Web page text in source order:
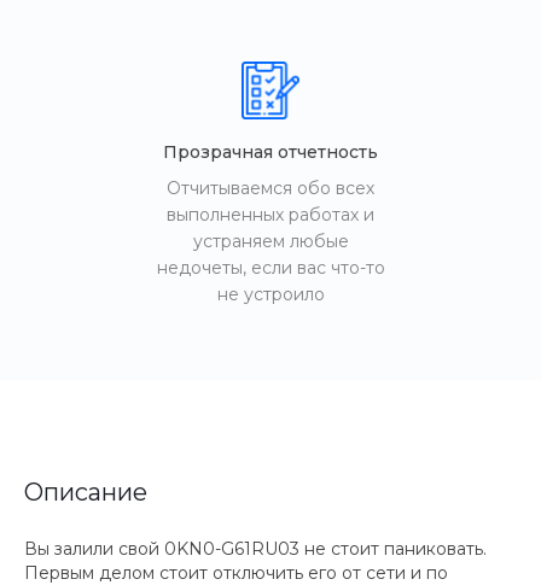
Прозрачная отчетность
Отчитываемся обо всех
выполненных работах и
устраняем любые
недочеты, если вас что-то
не устроило
Описание
Вы залили свой 0KN0-G61RU03 не стоит паниковать.
Первым делом стоит отключить его от сети и по